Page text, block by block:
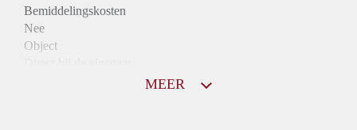
Bemiddelingskosten
Nee
Object
MEER